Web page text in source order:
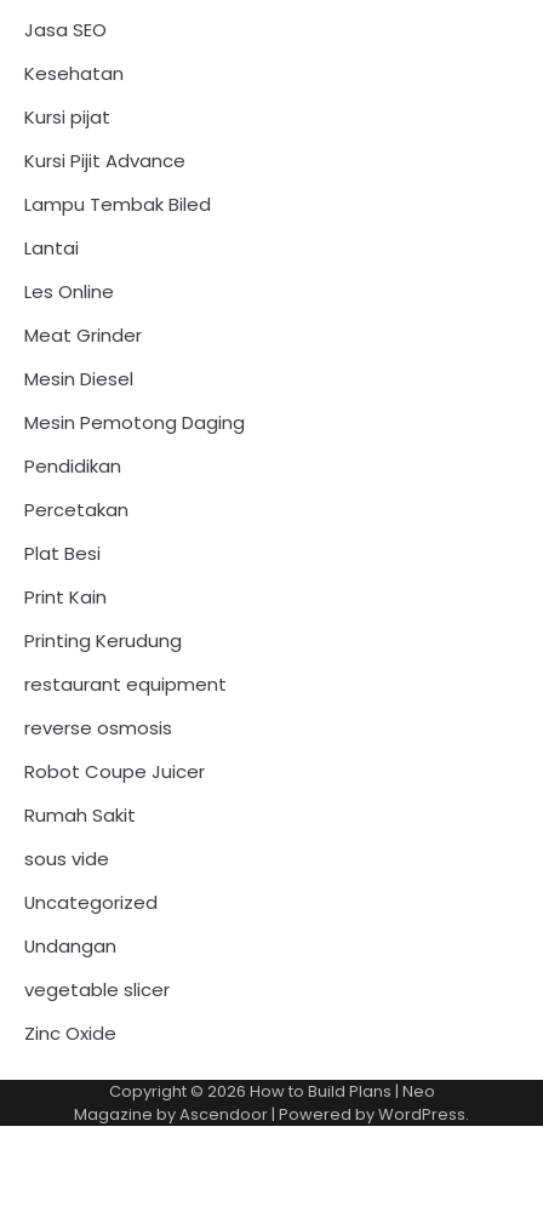
Jasa SEO
Kesehatan
Kursi pijat
Kursi Pijit Advance
Lampu Tembak Biled
Lantai
Les Online
Meat Grinder
Mesin Diesel
Mesin Pemotong Daging
Pendidikan
Percetakan
Plat Besi
Print Kain
Printing Kerudung
restaurant equipment
reverse osmosis
Robot Coupe Juicer
Rumah Sakit
sous vide
Uncategorized
Undangan
vegetable slicer
Zinc Oxide
Copyright © 2026 How to Build Plans | Neo
Magazine byAscendoor| Powered byWordPress.